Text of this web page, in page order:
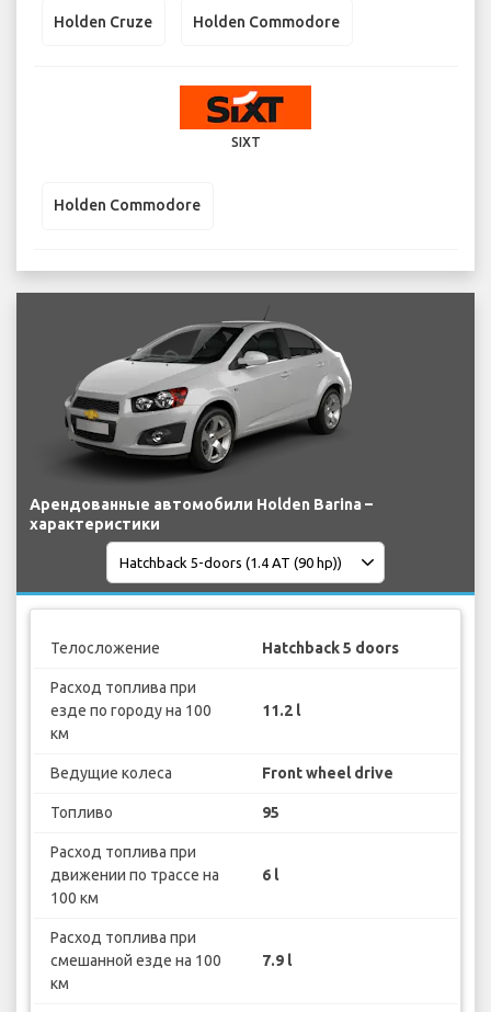
Holden Cruze Holden Commodore
SIXT
Holden Commodore
Арендованные автомобили Holden Barina –
характеристики
Телосложение Hatchback 5 doors
Расход топлива при
езде по городу на 100
км
11.2 l
Ведущие колеса Front wheel drive
Топливо 95
Расход топлива при
движении по трассе на
100 км
6 l
Расход топлива при
смешанной езде на 100
км
7.9 l